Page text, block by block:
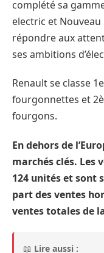
complété sa
electric et
répondre aux
ses ambitions
Renault se classe
fourgonnettes et
fourgons.
En dehors de
marchés clés. Les
124 unités et sont
part des ventes
ventes totales de
📖 Lire aussi :